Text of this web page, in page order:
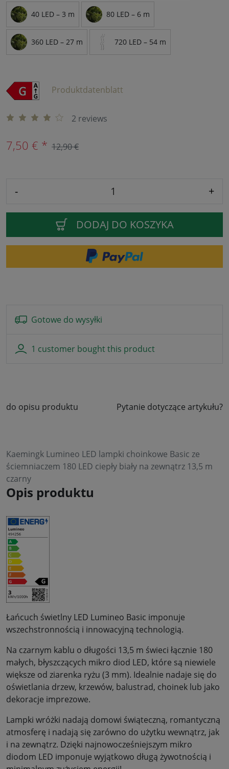
40 LED – 3 m 80 LED – 6 m
360 LED – 27 m 720 LED – 54 m
Produktdatenblatt
2 reviews
7,50 € * 12,90 €
- +
DODAJ DO KOSZYKA
Gotowe do wysyłki
1 customer bought this product
do opisu produktu Pytanie dotyczące artykułu?
Kaemingk Lumineo LED lampki choinkowe Basic ze
ściemniaczem 180 LED ciepły biały na zewnątrz 13,5 m
czarny
Opis produktu
Łańcuch świetlny LED Lumineo Basic imponuje
wszechstronnością i innowacyjną technologią.
Na czarnym kablu o długości 13,5 m świeci łącznie 180
małych, błyszczących mikro diod LED, które są niewiele
większe od ziarenka ryżu (3 mm). Idealnie nadaje się do
oświetlania drzew, krzewów, balustrad, choinek lub jako
dekoracje imprezowe.
Lampki wróżki nadają domowi świąteczną, romantyczną
atmosferę i nadają się zarówno do użytku wewnątrz, jak
i na zewnątrz. Dzięki najnowocześniejszym mikro
diodom LED imponuje wyjątkowo długą żywotnością i